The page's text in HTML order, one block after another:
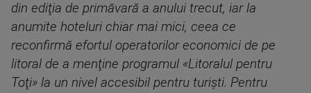
din ediţia de primăvară a anului trecut, iar la
anumite hoteluri chiar mai mici, ceea ce
reconfirmă efortul operatorilor economici de pe
litoral de a menţine programul «Litoralul pentru
Toţi» la un nivel accesibil pentru turişti. Pentru